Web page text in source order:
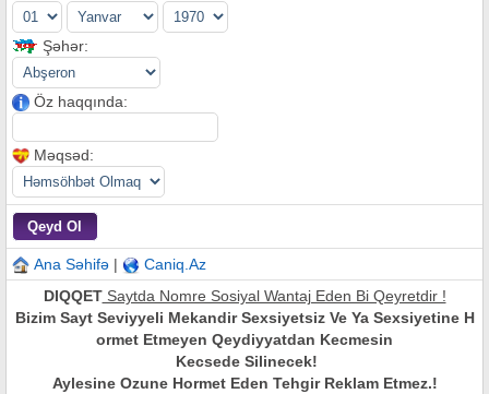
Şəhər:
Öz haqqında:
Məqsəd:
Ana Səhifə |
Caniq.Az
DIQQETSaytda Nomre Sosiyal Wantaj Eden Bi Qeyretdir !
Bizim Sayt Seviyyeli Mekandir Sexsiyetsiz Ve Ya Sexsiyetine H
ormet Etmeyen Qeydiyyatdan Kecmesin
Kecsede Silinecek!
Aylesine Ozune Hormet Eden Tehgir Reklam Etmez.!